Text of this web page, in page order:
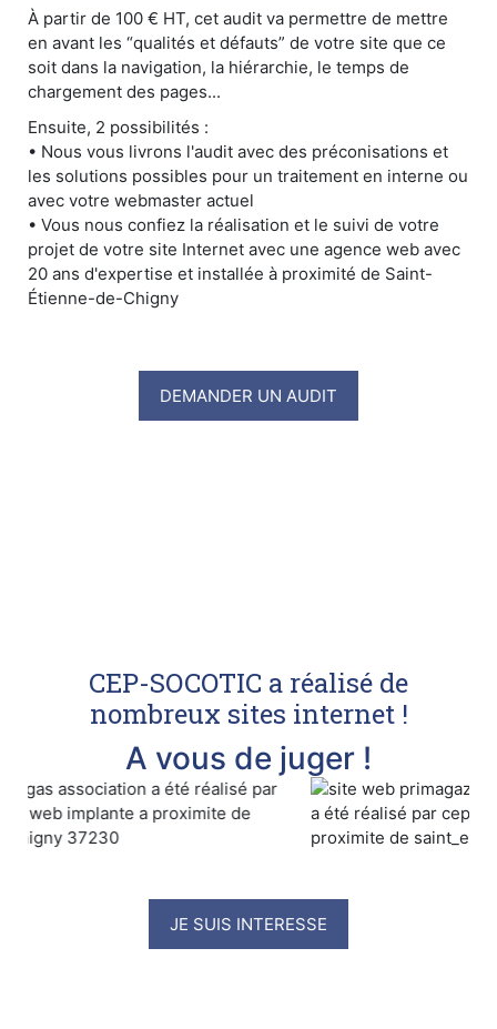
À partir de 100 € HT, cet audit va permettre de mettre
en avant les “qualités et défauts” de votre site que ce
soit dans la navigation, la hiérarchie, le temps de
chargement des pages...
Ensuite, 2 possibilités :
• Nous vous livrons l'audit avec des préconisations et
les solutions possibles pour un traitement en interne ou
avec votre webmaster actuel
• Vous nous confiez la réalisation et le suivi de votre
projet de votre site Internet avec une agence web avec
20 ans d'expertise et installée à proximité de Saint-
Étienne-de-Chigny
DEMANDER UN AUDIT
CEP-SOCOTIC a réalisé de
nombreux sites internet !
A vous de juger !
JE SUIS INTERESSE